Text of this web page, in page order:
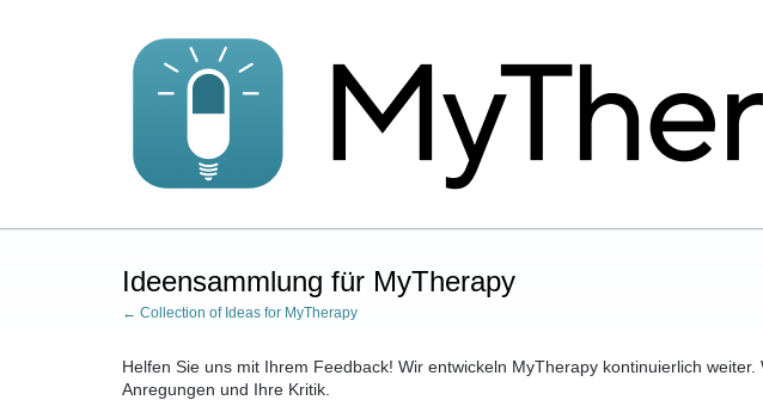
Ideensammlung für MyTherapy
← Collection of Ideas for MyTherapy
Helfen Sie uns mit Ihrem Feedback! Wir entwickeln MyTherapy kontinuierlich weiter.
Anregungen und Ihre Kritik.